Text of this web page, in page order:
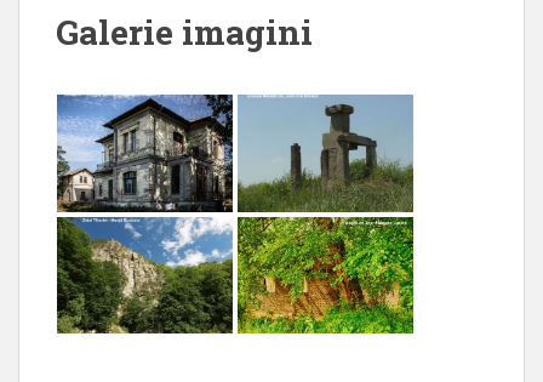
Galerie imagini